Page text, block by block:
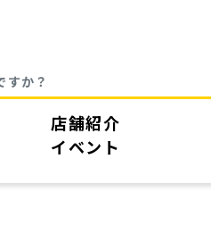
店舗紹介
イベント